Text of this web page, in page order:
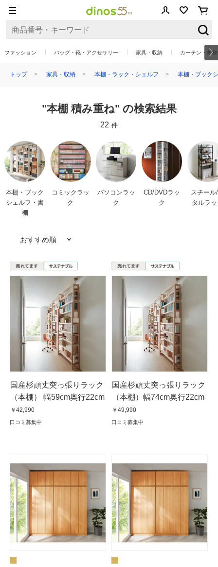
ファッション バッグ・靴・アクセサリー 家具・収納 カーテン・敷
トップ 家具・収納 本棚・ラック・シェルフ 本棚・ブック
"本棚 積み重ね" の検索結果
22 件
本棚・ブック
シェルフ・書
棚
コミックラッ
ク
パソコンラッ
ク
CD/DVDラッ
ク
スチール
タルラ
おすすめ順
国産杉頑丈突っ張りラック
（本棚） 幅59cm奥行22cm
￥42,990
口コミ募集中
国産杉頑丈突っ張りラック
（本棚）幅74cm奥行22cm
￥49,990
口コミ募集中